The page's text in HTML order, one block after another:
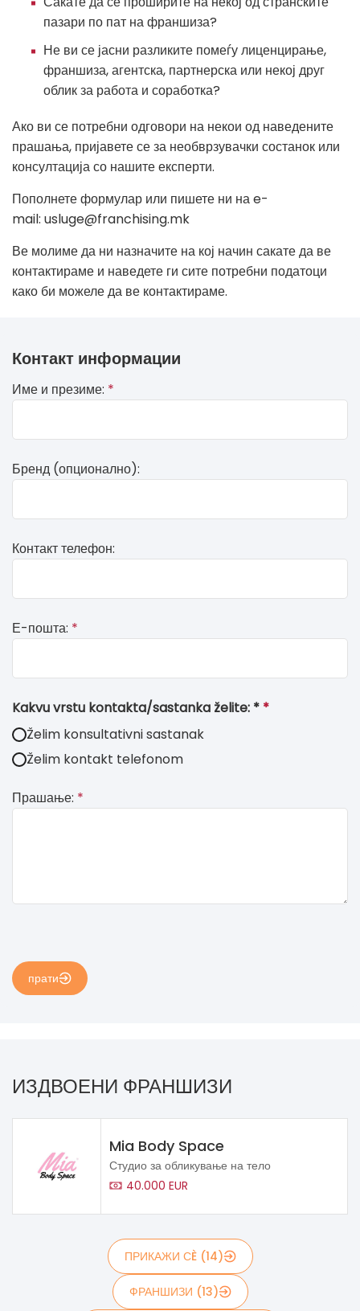
пазари по пат на франшиза?
Не ви се јасни разликите помеѓу лиценцирање,
франшиза, агентска, партнерска или некој друг
облик за работа и соработка?
Ако ви се потребни одговори на некои од наведените
прашања, пријавете се за необврзувачки состанок или
консултација со нашите експерти.
Пополнете формулар или пишете ни на e-
mail: usluge@franchising.mk
Ве молиме да ни назначите на кој начин сакате да ве
контактираме и наведете ги сите потребни податоци
како би можеле да ве контактираме.
Контакт информации
Име и презиме: *
Бренд (опционално):
Контакт телефон:
Е-пошта: *
Kakvu vrstu kontakta/sastanka želite: * *
Želim konsultativni sastanak
Želim kontakt telefonom
Прашање: *
If
see
leave
form
blank
прати
ИЗДВОЕНИ ФРАНШИЗИ
Mia Body Space
Студио за обликување на тело
40.000 EUR
ПРИКАЖИ СÈ (14)
ФРАНШИЗИ (13)